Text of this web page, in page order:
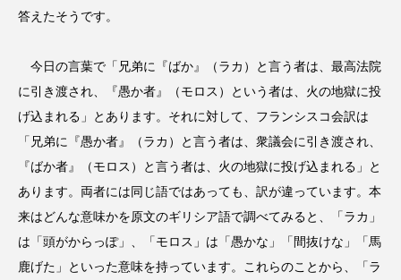
答えたそうです。
今日の言葉で「兄弟に『ばか』（ラカ）と言う者は、最高法院
に引き渡され、『愚か者』（モロス）という者は、火の地獄に投
げ込まれる」とあります。それに対して、フランシスコ会訳は
「兄弟に『愚か者』（ラカ）と言う者は、衆議会に引き渡され、
『ばか者』（モロス）と言う者は、火の地獄に投げ込まれる」と
あります。両者には同じ語ではあっても、訳が違っています。本
来はどんな意味かを原文のギリシア語で調べてみると、「ラカ」
は「頭がからっぽ」、「モロス」は「愚かな」「間抜けな」「馬
鹿げた」といった意味を持っています。これらのことから、「ラ